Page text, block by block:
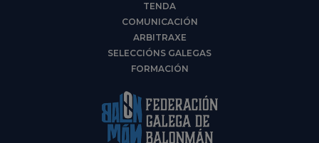
TENDA
COMUNICACIÓN
ARBITRAXE
SELECCIÓNS GALEGAS
FORMACIÓN